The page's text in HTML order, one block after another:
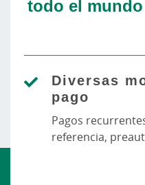
todo el
Diversas
pago
Pagos
referencia,